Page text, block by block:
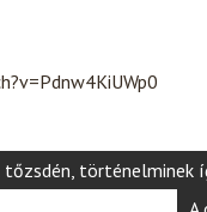
történelminek